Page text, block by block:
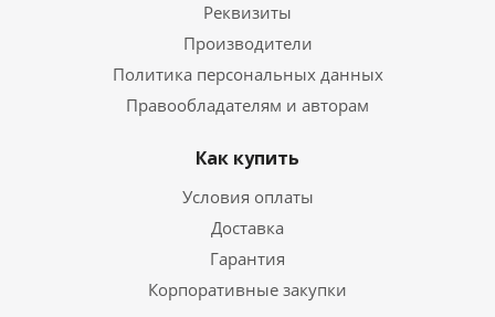
Реквизиты
Производители
Политика персональных данных
Правообладателям и авторам
Как купить
Условия оплаты
Доставка
Гарантия
Корпоративные закупки